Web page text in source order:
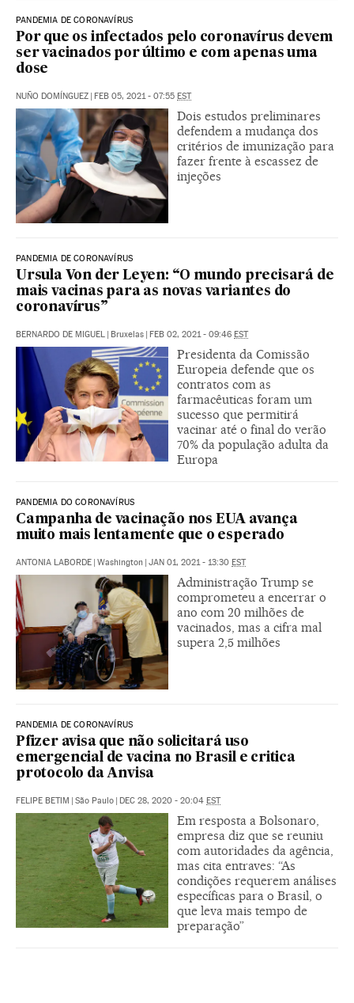
PANDEMIA DE CORONAVÍRUS
Por que os infectados pelo coronavírus devem
ser vacinados por último e com apenas uma
dose
NUÑO DOMÍNGUEZ | FEB 05, 2021 - 07:55 EST
Dois estudos preliminares
defendem a mudança dos
critérios de imunização para
fazer frente à escassez de
injeções
PANDEMIA DE CORONAVÍRUS
Ursula Von der Leyen: “O mundo precisará de
mais vacinas para as novas variantes do
coronavírus”
BERNARDO DE MIGUEL | Bruxelas | FEB 02, 2021 - 09:46 EST
Presidenta da Comissão
Europeia defende que os
contratos com as
farmacêuticas foram um
sucesso que permitirá
vacinar até o final do verão
70% da população adulta da
Europa
PANDEMIA DO CORONAVÍRUS
Campanha de vacinação nos EUA avança
muito mais lentamente que o esperado
ANTONIA LABORDE | Washington | JAN 01, 2021 - 13:30 EST
Administração Trump se
comprometeu a encerrar o
ano com 20 milhões de
vacinados, mas a cifra mal
supera 2,5 milhões
PANDEMIA DE CORONAVÍRUS
Pfizer avisa que não solicitará uso
emergencial de vacina no Brasil e critica
protocolo da Anvisa
FELIPE BETIM | São Paulo | DEC 28, 2020 - 20:04 EST
Em resposta a Bolsonaro,
empresa diz que se reuniu
com autoridades da agência,
mas cita entraves: “As
condições requerem análises
específicas para o Brasil, o
que leva mais tempo de
preparação”